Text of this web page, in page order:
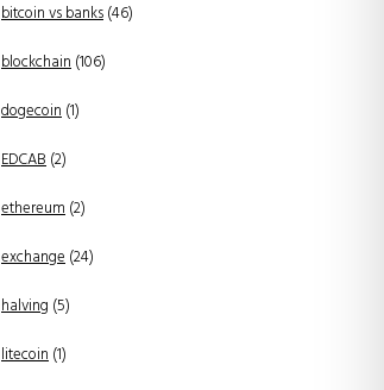
bitcoin vs banks(46)
blockchain(106)
dogecoin(1)
EDCAB(2)
ethereum(2)
exchange(24)
halving (5)
litecoin(1)